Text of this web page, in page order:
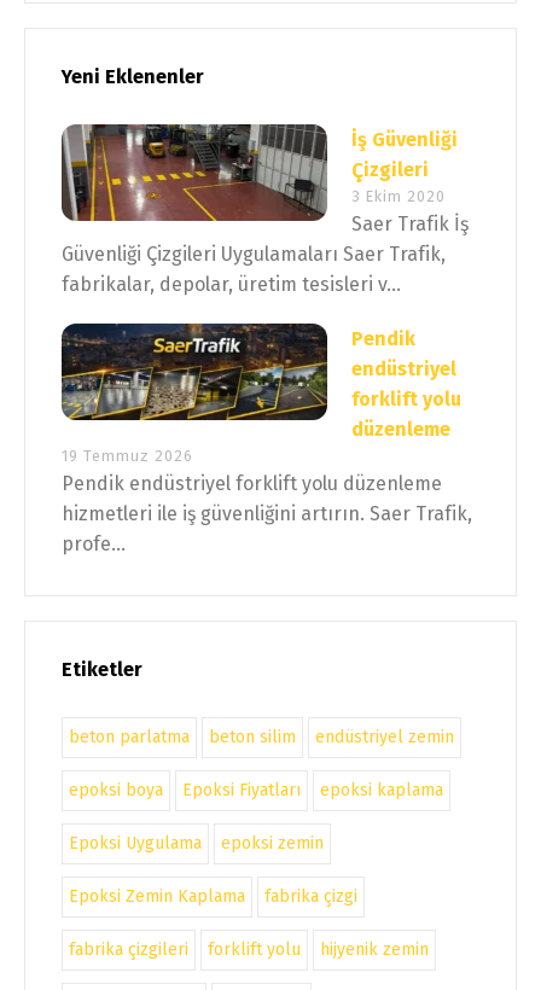
Yeni Eklenenler
İş Güvenliği
Çizgileri
3 Ekim 2020
Saer Trafik İş
Güvenliği Çizgileri Uygulamaları Saer Trafik,
fabrikalar, depolar, üretim tesisleri v...
Pendik
endüstriyel
forklift yolu
düzenleme
19 Temmuz 2026
Pendik endüstriyel forklift yolu düzenleme
hizmetleri ile iş güvenliğini artırın. Saer Trafik,
profe...
Etiketler
beton parlatma beton silim endüstriyel zemin
epoksi boya Epoksi Fiyatları epoksi kaplama
Epoksi Uygulama epoksi zemin
Epoksi Zemin Kaplama fabrika çizgi
fabrika çizgileri forklift yolu hijyenik zemin